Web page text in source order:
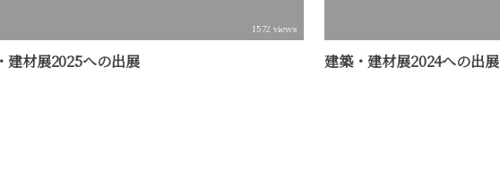
1572 views
建材展2025への出展 建築・建材展2024への出展